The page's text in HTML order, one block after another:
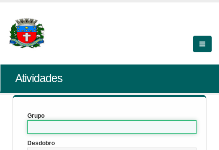
Atividades
Grupo
Desdobro